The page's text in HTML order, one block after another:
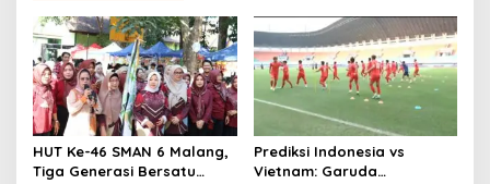
HUT Ke-46 SMAN 6 Malang,
Tiga Generasi Bersatu
Prediksi Indonesia vs
Vietnam: Garuda